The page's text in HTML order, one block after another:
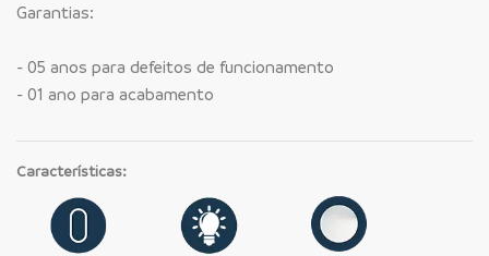
Garantias:
- 05 anos para defeitos de funcionamento
- 01 ano para acabamento
Características: